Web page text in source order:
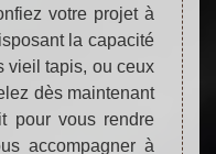
votre projet à
la capacité
vieil tapis, ou ceux
dès maintenant
pour vous rendre
accompagner à